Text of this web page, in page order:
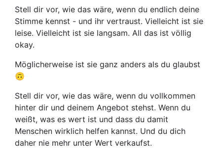
Stell dir vor, wie das wäre, wenn du endlich deine
Stimme kennst - und ihr vertraust. Vielleicht ist sie
leise. Vielleicht ist sie langsam. All das ist völlig
okay.
Möglicherweise ist sie ganz anders als du glaubst
🙃
Stell dir vor, wie das wäre, wenn du vollkommen
hinter dir und deinem Angebot stehst. Wenn du
weißt, was es wert ist und dass du damit
Menschen wirklich helfen kannst. Und du dich
daher nie mehr unter Wert verkaufst.